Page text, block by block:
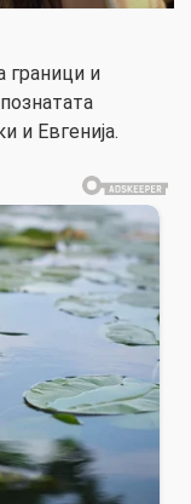
граници и
и Евгенија.